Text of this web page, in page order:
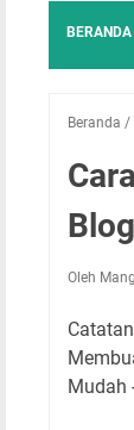
BERANDA
Beranda /
Oleh
Mudah